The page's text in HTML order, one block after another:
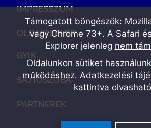
IMPRESSZUM
OLDALTÉRKÉP
GYIK
SAJTÓSZOBA
PARTNEREK
Támogatott böngészők:
vagy Chrome 73+. A Safari
Explorer jelenleg nem
Oldalunkon sütiket
működéshez. Adatkezelési
kattintva olvasható